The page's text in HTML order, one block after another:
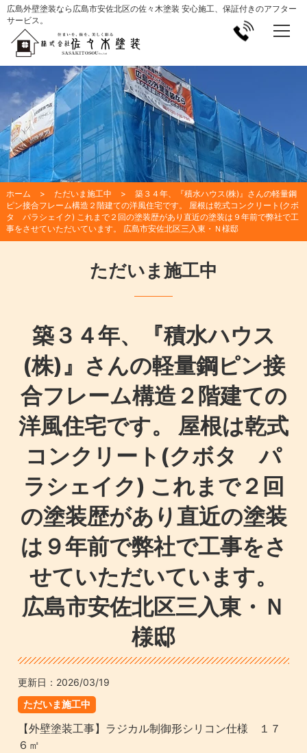
広島外壁塗装なら広島市安佐北区の佐々木塗装 安心施工、保証付きのアフター
サービス。
ホーム ただいま施工中
築３４年、『積水ハウス(株)』さんの軽量鋼
ピン接合フレーム構造２階建ての洋風住宅です。 屋根は乾式コンクリート(クボ
タ パラシェイク) これまで２回の塗装歴があり直近の塗装は９年前で弊社で工
事をさせていただいています。 広島市安佐北区三入東・Ｎ様邸
ただいま施工中
築３４年、『積水ハウス
(株)』さんの軽量鋼ピン接
合フレーム構造２階建ての
洋風住宅です。 屋根は乾式
コンクリート(クボタ パ
ラシェイク) これまで２回
の塗装歴があり直近の塗装
は９年前で弊社で工事をさ
せていただいています。
広島市安佐北区三入東・Ｎ
様邸
更新日： 2026/03/19
ただいま施工中
【外壁塗装工事】ラジカル制御形シリコン仕様 １７
６㎡